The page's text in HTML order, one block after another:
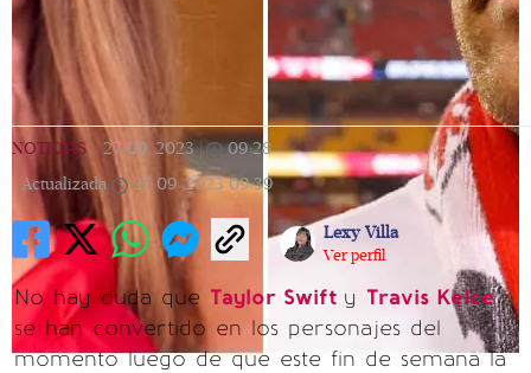
NOTICIAS 27/09/2023 | 09:28 |
Actualizada
27/09/2023 09:39
Lexy Villa
Ver perfil
No hay duda que Taylor Swift y Travis Kelce
se han convertido en los personajes del
momento luego de que este fin de semana la